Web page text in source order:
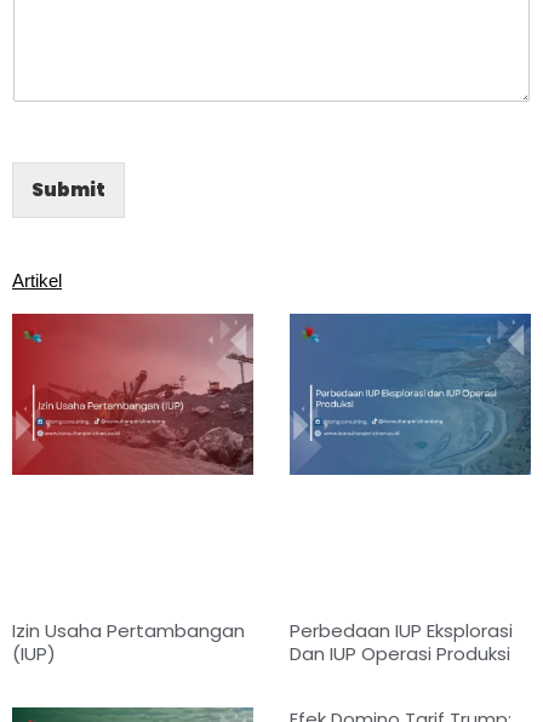
Submit
Artikel
Izin Usaha Pertambangan
(IUP)
Perbedaan IUP Eksplorasi
Dan IUP Operasi Produksi